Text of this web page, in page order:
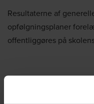
Resultaterne af
opfølgningsplaner
offentliggøres på